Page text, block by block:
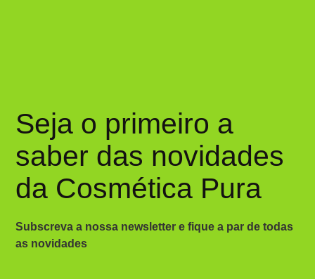
Seja o primeiro a
saber das novidades
da Cosmética Pura
Subscreva a nossa newsletter e fique a par de todas
as novidades